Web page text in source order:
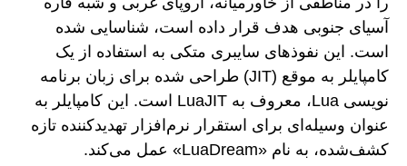
آسیای جنوبی هدف قرار داده است، شناسایی شده
است. این نفوذهای سایبری متکی به استفاده از یک
کامپایلر به موقع (JIT) طراحی شده برای زبان برنامه
نویسی Lua، معروف به LuaJIT است. این کامپایلر به
عنوان وسیله‌ای برای استقرار نرم‌افزار تهدیدکننده تازه
کشف‌شده، به نام «LuaDream» عمل می‌کند.